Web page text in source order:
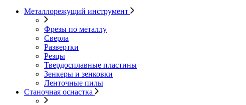
Металлорежущий инструмент
Фрезы по металлу
Сверла
Развертки
Резцы
Твердосплавные пластины
Зенкеры и зенковки
Ленточные пилы
Станочная оснастка